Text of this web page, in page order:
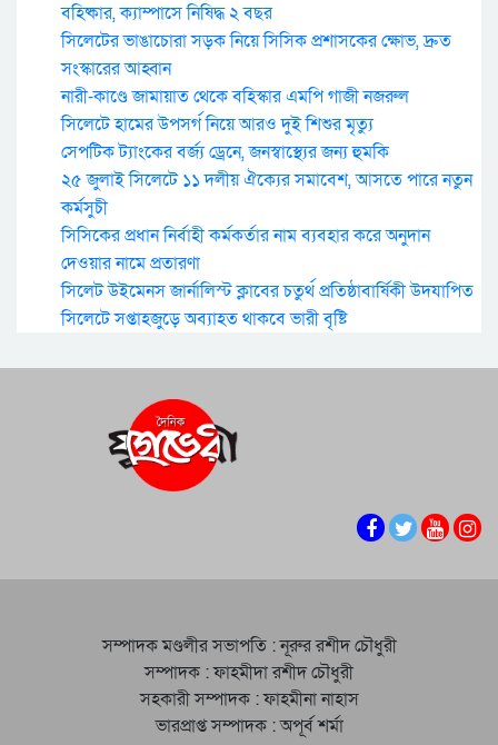
বহিষ্কার, ক্যাম্পাসে নিষিদ্ধ ২ বছর
সিলেটের ভাঙাচোরা সড়ক নিয়ে সিসিক প্রশাসকের ক্ষোভ, দ্রুত
সংস্কারের আহ্বান
নারী-কাণ্ডে জামায়াত থেকে বহিস্কার এমপি গাজী নজরুল
সিলেটে হামের উপসর্গ নিয়ে আরও দুই শিশুর মৃত্যু
সেপটিক ট্যাংকের বর্জ্য ড্রেনে, জনস্বাস্থ্যের জন্য হুমকি
২৫ জুলাই সিলেটে ১১ দলীয় ঐক্যের সমাবেশ, আসতে পারে নতুন
কর্মসুচী
সিসিকের প্রধান নির্বাহী কর্মকর্তার নাম ব্যবহার করে অনুদান
দেওয়ার নামে প্রতারণা
সিলেট উইমেনস জার্নালিস্ট ক্লাবের চতুর্থ প্রতিষ্ঠাবার্ষিকী উদযাপিত
সিলেটে সপ্তাহজুড়ে অব্যাহত থাকবে ভারী বৃষ্টি
সম্পাদক মণ্ডলীর সভাপতি : নূরুর রশীদ চৌধুরী
সম্পাদক : ফাহমীদা রশীদ চৌধুরী
সহকারী সম্পাদক : ফাহমীনা নাহাস
ভারপ্রাপ্ত সম্পাদক : অপূর্ব শর্মা